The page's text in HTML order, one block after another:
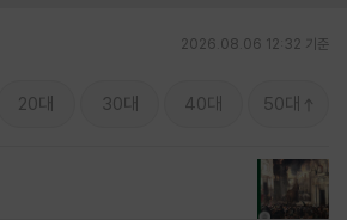
2026.08.06 12:32 기준
20대 30대 40대 50대